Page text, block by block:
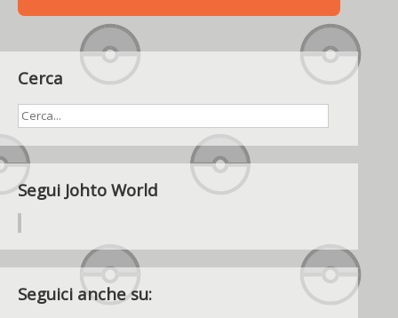
Cerca
Segui Johto World
Seguici anche su: